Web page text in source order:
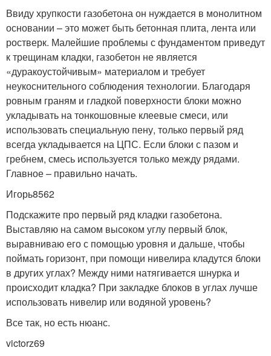
Ввиду хрупкости газобетона он нуждается в монолитном
основании – это может быть бетонная плита, лента или
ростверк. Малейшие проблемы с фундаментом приведут
к трещинам кладки, газобетон не является
«дуракоустойчивым» материалом и требует
неукоснительного соблюдения технологии. Благодаря
ровным граням и гладкой поверхности блоки можно
укладывать на тонкошовные клеевые смеси, или
использовать специальную пену, только первый ряд
всегда укладывается на ЦПС. Если блоки с пазом и
гребнем, смесь используется только между рядами.
Главное – правильно начать.
Игорь8562
Подскажите про первый ряд кладки газобетона.
Выставляю на самом высоком углу первый блок,
выравниваю его с помощью уровня и дальше, чтобы
поймать горизонт, при помощи нивелира кладутся блоки
в других углах? Между ними натягивается шнурка и
происходит кладка? При закладке блоков в углах лучше
использовать нивелир или водяной уровень?
Все так, но есть нюанс.
victorz69